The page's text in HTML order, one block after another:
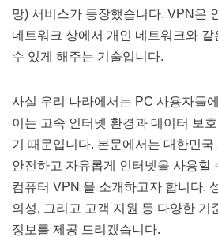
망) 서비스가 등장했습니다. VPN은
네트워크 상에서 개인 네트워크와
수 있게 해주는 기술입니다.
사실 우리 나라에서는 PC 사용자들
이는 고속 인터넷 환경과 데이터 보
기 때문입니다. 본문에서는 대한민국
안전하고 자유롭게 인터넷을 사용할
컴퓨터 VPN 을 소개하고자 합니다.
의성, 그리고 고객 지원 등 다양한 기
정보를 제공 드리겠습니다.